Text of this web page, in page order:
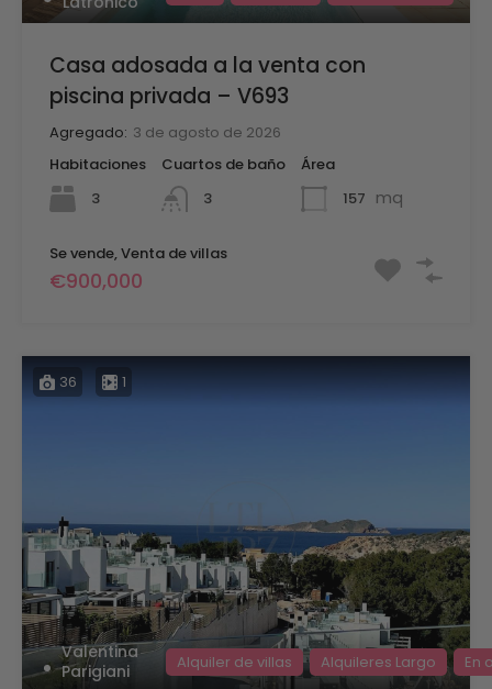
Casa adosada a la venta con
piscina privada – V693
Agregado: 3 de agosto de 2026
Habitaciones
3
Cuartos de baño
3
Área
157 mq
Se vende, Venta de villas
€900,000
36 1
Valentina
Parigiani
Alquiler de villas Alquileres Largo En